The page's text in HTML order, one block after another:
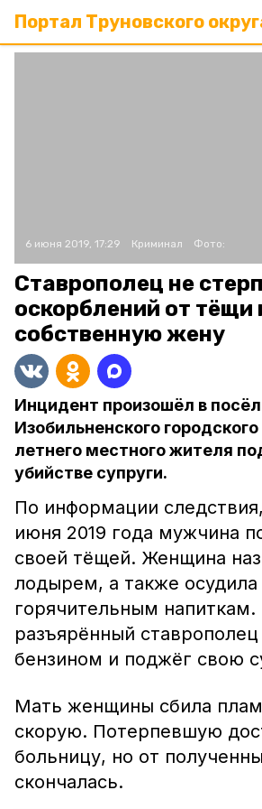
Портал Труновского
6 июня 2019, 17:29 Криминал Фото:
Ставрополец не
оскорблений от тёщи
собственную жену
Инцидент произошёл в
Изобильненского
летнего местного жителя
убийстве супруги.
По информации
июня 2019 года мужчина
своей тёщей. Женщина
лодырем, а также
горячительным напиткам.
разъярённый
бензином и поджёг свою
Мать женщины сбила
скорую. Потерпевшую
больницу, но от
скончалась.